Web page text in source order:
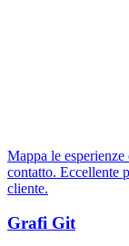
Mappa le
contatto. Eccellente
cliente.
Grafi Git